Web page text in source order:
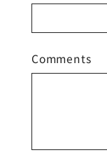
Comments